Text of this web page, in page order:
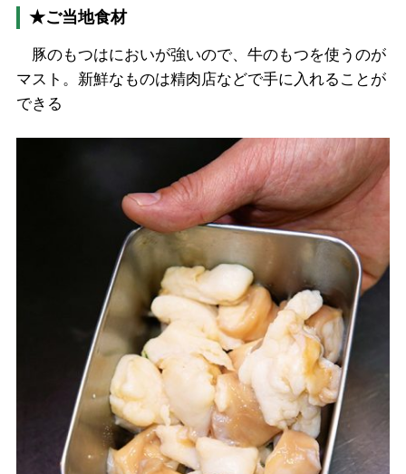
★ご当地食材
豚のもつはにおいが強いので、牛のもつを使うのが
マスト。新鮮なものは精肉店などで手に入れることが
できる